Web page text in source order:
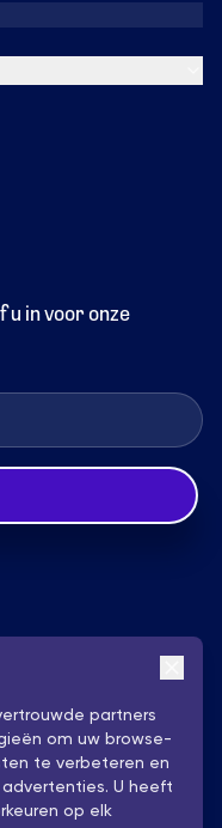
u in voor onze
partners
om uw browse-
te verbeteren en
U heeft
op elk